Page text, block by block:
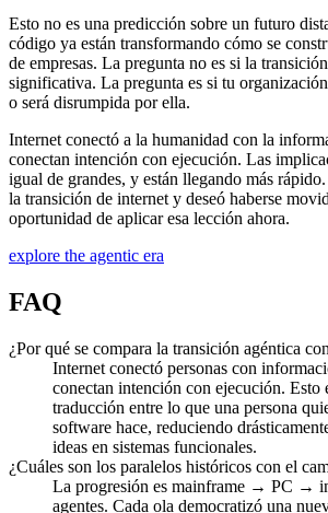
Esto no es una predicción sobre un futuro
código ya están transformando cómo se
de empresas. La pregunta no es si la
significativa. La pregunta es si tu
o será disrumpida por ella.
Internet conectó a la humanidad con la
conectan intención con ejecución. Las
igual de grandes, y están llegando más
la transición de internet y deseó haberse
oportunidad de aplicar esa lección ahora.
explore the agentic era
FAQ
¿Por qué se compara la transición agéntica
Internet conectó personas con
conectan intención con ejecución. Esto
traducción entre lo que una persona
software hace, reduciendo
ideas en sistemas funcionales.
¿Cuáles son los paralelos históricos con el
La progresión es mainframe → PC →
agentes. Cada ola democratizó una